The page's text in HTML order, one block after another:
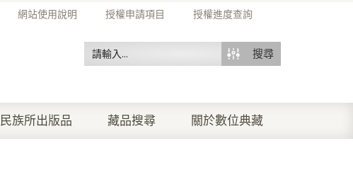
網站使用說明 授權申請項目 授權進度查詢
搜尋
民族所出版品 藏品搜尋 關於數位典藏